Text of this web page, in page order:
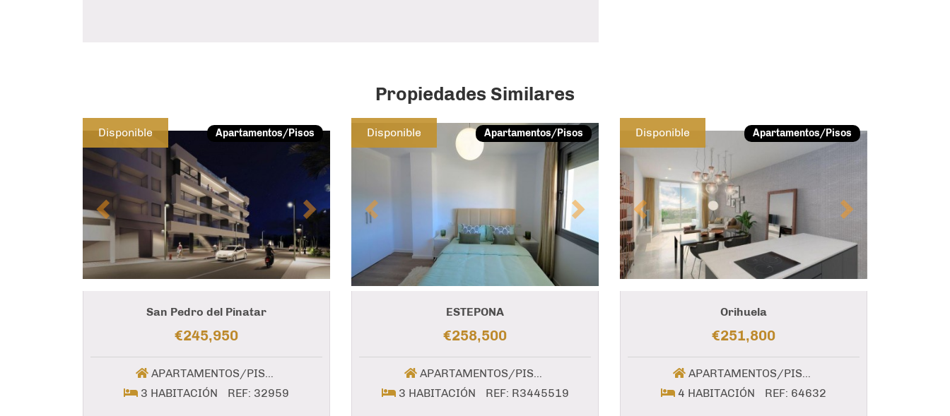
Propiedades Similares
Disponible Apartamentos/Pisos
Previous Next
San Pedro del Pinatar
€245,950
APARTAMENTOS/PISOS
3 HABITACIÓN
REF: 32959
Disponible Apartamentos/Pisos
Previous Next
ESTEPONA
€258,500
APARTAMENTOS/PISOS
3 HABITACIÓN
REF: R3445519
Disponible Apartamentos/Pisos
Previous Next
Orihuela
€251,800
APARTAMENTOS/PISOS
4 HABITACIÓN
REF: 64632